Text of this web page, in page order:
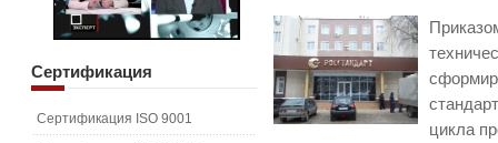
цикла
Сертификация
Сертификация ISO 9001